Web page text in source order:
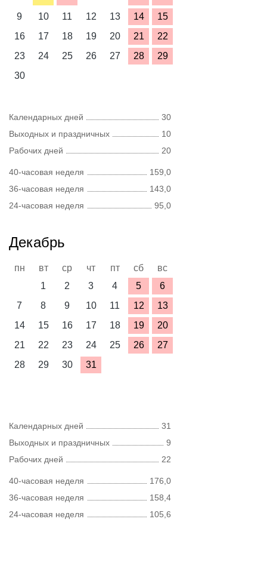
9
10 11 12 13 14
15
16
17 18 19 20 21
22
23
24 25 26 27 28
29
30
Календарных дней
30
Выходных и праздничных
10
Рабочих дней
20
40-часовая неделя
159,0
36-часовая неделя
143,0
24-часовая неделя
95,0
Декабрь
пн вт ср чт пт сб
вс
1
2 3 4 5
6
7
8 9 10 11 12
13
14
15 16 17 18 19
20
21
22 23 24 25 26
27
28
29 30 31
Календарных дней
31
Выходных и праздничных
9
Рабочих дней
22
40-часовая неделя
176,0
36-часовая неделя
158,4
24-часовая неделя
105,6